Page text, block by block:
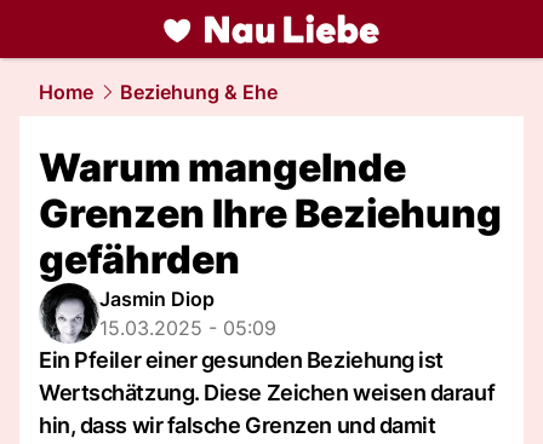
liebe.NAU.ch
Home Beziehung & Ehe
Warum mangelnde
Grenzen Ihre Beziehung
gefährden
Jasmin Diop
15.03.2025 - 05:09
Ein Pfeiler einer gesunden Beziehung ist
Wertschätzung. Diese Zeichen weisen darauf
hin, dass wir falsche Grenzen und damit